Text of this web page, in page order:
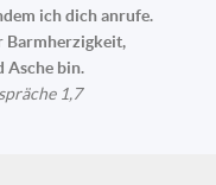
ich dich anrufe.
Barmherzigkeit,
Asche bin.
1,7